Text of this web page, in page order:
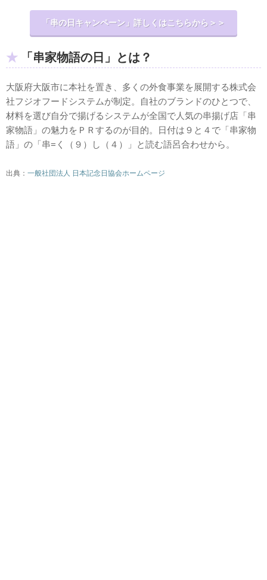
「串の日キャンペーン」詳しくはこちらから＞＞
「串家物語の日」とは？
大阪府大阪市に本社を置き、多くの外食事業を展開する株式会
社フジオフードシステムが制定。自社のブランドのひとつで、
材料を選び自分で揚げるシステムが全国で人気の串揚げ店「串
家物語」の魅力をＰＲするのが目的。日付は９と４で「串家物
語」の「串=く（９）し（４）」と読む語呂合わせから。
出典： 一般社団法人 日本記念日協会ホームページ